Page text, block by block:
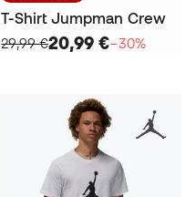
T-Shirt Jumpman Crew
29,99 €20,99 €−30%